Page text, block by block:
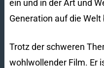
ein und in der Art und
Generation auf die Welt
Trotz der schweren
wohlwollender Film. Er